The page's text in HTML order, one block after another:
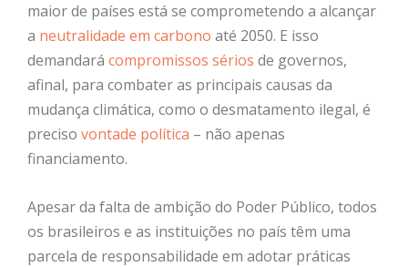
maior de países está se comprometendo a alcançar
a neutralidade em carbono até 2050. E isso
demandará compromissos sérios de governos,
afinal, para combater as principais causas da
mudança climática, como o desmatamento ilegal, é
preciso vontade política – não apenas
financiamento.
Apesar da falta de ambição do Poder Público, todos
os brasileiros e as instituições no país têm uma
parcela de responsabilidade em adotar práticas